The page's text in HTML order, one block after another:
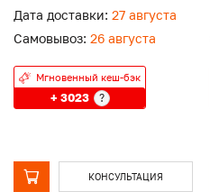
Дата доставки: 27 августа
Самовывоз: 26 августа
Мгновенный кеш-бэк
+ 3023 ?
КОНСУЛЬТАЦИЯ